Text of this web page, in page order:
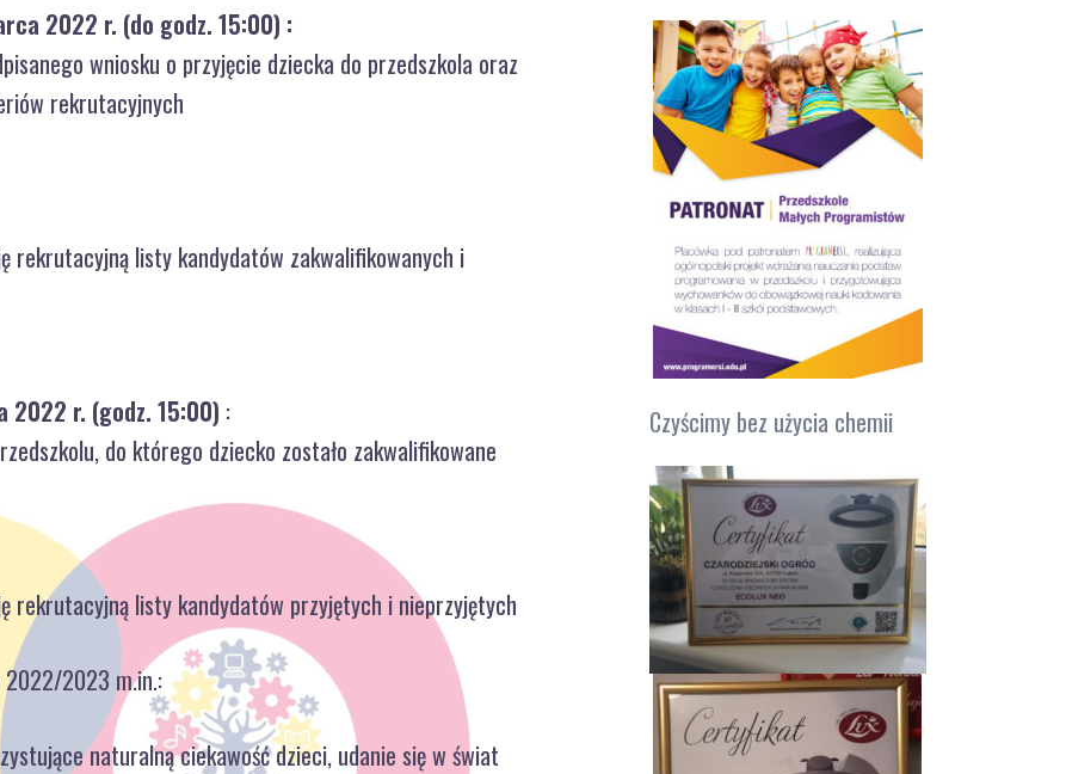
2022 r. (do godz. 15:00) :
wniosku o przyjęcie dziecka do przedszkola oraz
rekrutacyjnych
rekrutacyjną listy kandydatów zakwalifikowanych i
2022 r. (godz. 15:00) :
do którego dziecko zostało zakwalifikowane
rekrutacyjną listy kandydatów przyjętych i nieprzyjętych
2022/2023 m.in.:
naturalną ciekawość dzieci, udanie się w świat
Czyścimy bez użycia chemii